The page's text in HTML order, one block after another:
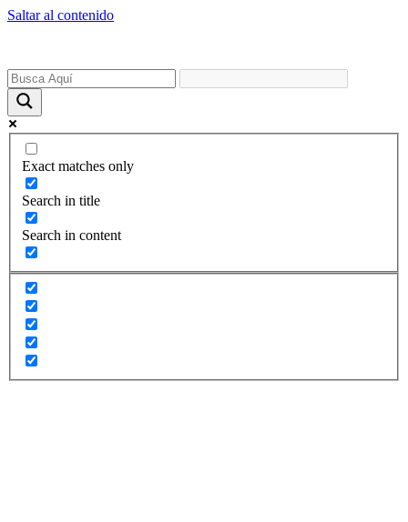
Saltar al contenido
Exact matches only
Search in title
Search in content